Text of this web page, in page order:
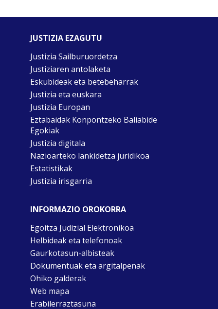
JUSTIZIA EZAGUTU
Justizia Sailburuordetza
Justiziaren antolaketa
Eskubideak eta betebeharrak
Justizia eta euskara
Justizia Europan
Eztabaidak Konpontzeko Baliabide
Egokiak
Justizia digitala
Nazioarteko lankidetza juridikoa
Estatistikak
Justizia irisgarria
INFORMAZIO OROKORRA
Egoitza Judizial Elektronikoa
Helbideak eta telefonoak
Gaurkotasun-albisteak
Dokumentuak eta argitalpenak
Ohiko galderak
Web mapa
Erabilerraztasuna